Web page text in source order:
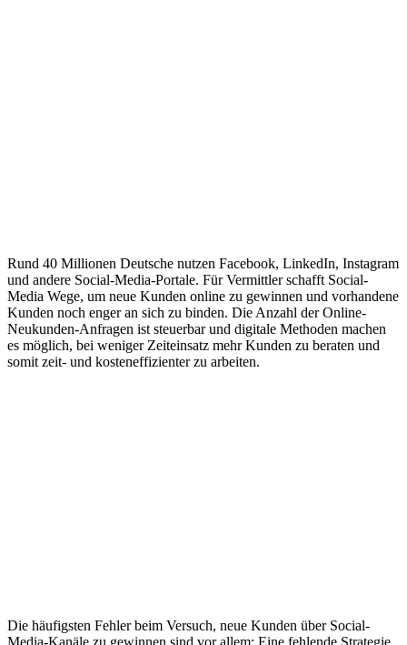
Rund 40 Millionen Deutsche nutzen Facebook, LinkedIn, Instagram
und andere Social-Media-Portale. Für Vermittler schafft Social-
Media Wege, um neue Kunden online zu gewinnen und vorhandene
Kunden noch enger an sich zu binden. Die Anzahl der Online-
Neukunden-Anfragen ist steuerbar und digitale Methoden machen
es möglich, bei weniger Zeiteinsatz mehr Kunden zu beraten und
somit zeit- und kosteneffizienter zu arbeiten.
Die häufigsten Fehler beim Versuch, neue Kunden über Social-